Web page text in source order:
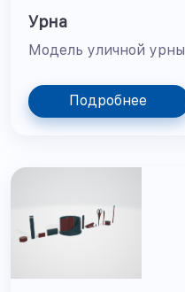
Урна
Модель уличной урны
Подробнее